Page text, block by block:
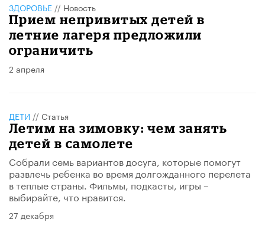
ЗДОРОВЬЕ // Новость
Прием непривитых детей в
летние лагеря предложили
ограничить
2 апреля
ДЕТИ // Статья
Летим на зимовку: чем занять
детей в самолете
Собрали семь вариантов досуга, которые помогут
развлечь ребенка во время долгожданного перелета
в теплые страны. Фильмы, подкасты, игры –
выбирайте, что нравится.
27 декабря